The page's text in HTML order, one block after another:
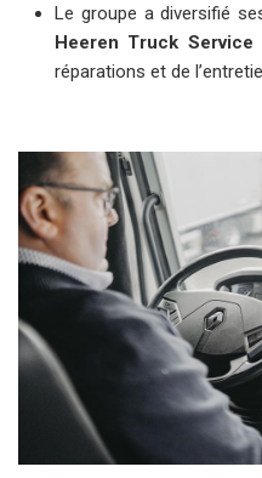
Le groupe a diversifié
Heeren Truck Service
réparations et de